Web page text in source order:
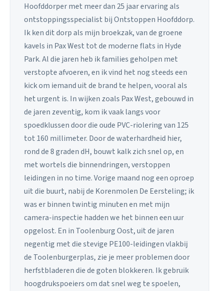
Hoofddorper met meer dan 25 jaar ervaring als
ontstoppingsspecialist bij Ontstoppen Hoofddorp.
Ik ken dit dorp als mijn broekzak, van de groene
kavels in Pax West tot de moderne flats in Hyde
Park. Al die jaren heb ik families geholpen met
verstopte afvoeren, en ik vind het nog steeds een
kick om iemand uit de brand te helpen, vooral als
het urgent is. In wijken zoals Pax West, gebouwd in
de jaren zeventig, kom ik vaak langs voor
spoedklussen door die oude PVC-riolering van 125
tot 160 millimeter. Door de waterhardheid hier,
rond de 8 graden dH, bouwt kalk zich snel op, en
met wortels die binnendringen, verstoppen
leidingen in no time. Vorige maand nog een oproep
uit die buurt, nabij de Korenmolen De Eersteling; ik
was er binnen twintig minuten en met mijn
camera-inspectie hadden we het binnen een uur
opgelost. En in Toolenburg Oost, uit de jaren
negentig met die stevige PE100-leidingen vlakbij
de Toolenburgerplas, zie je meer problemen door
herfstbladeren die de goten blokkeren. Ik gebruik
hoogdrukspoeiers om dat snel weg te spoelen,